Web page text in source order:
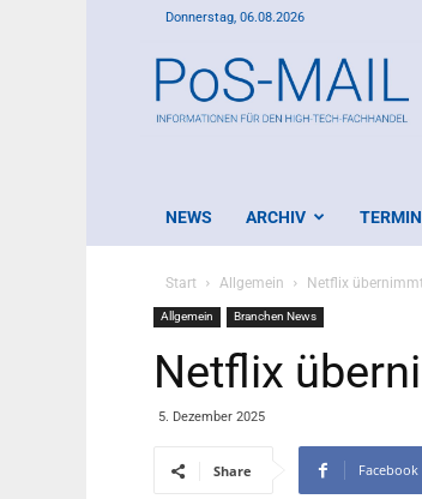
Donnerstag, 06.08.2026
Mail
NEWS ARCHIV
Start Allgemein Netflix
Allgemein Branchen News
Netflix
5. Dezember 2025
Share Facebook